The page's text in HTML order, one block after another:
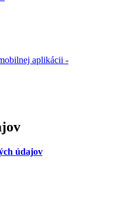
aplikácii -
údajov